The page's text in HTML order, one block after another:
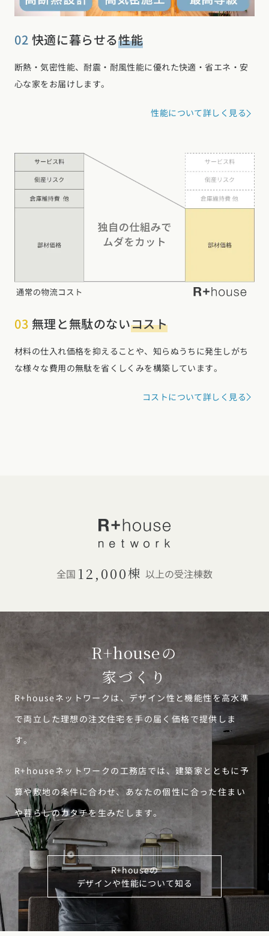
02 快適に暮らせる性能
断熱・気密性能、耐震・耐風性能に優れた快適・省エネ・安
心な家をお届けします。
性能について詳しく見る
03 無理と無駄のないコスト
材料の仕入れ価格を抑えることや、知らぬうちに発生しがち
な様々な費用の無駄を省くしくみを構築しています。
コストについて詳しく見る
全国 12,000棟 以上の受注棟数
R+houseの
家づくり
R+houseネットワークは、デザイン性と機能性を高水準
で両立した理想の注文住宅を手の届く価格で提供しま
す。
R+houseネットワークの工務店では、建築家とともに予
算や敷地の条件に合わせ、あなたの個性に合った住まい
や暮らしのカタチを生みだします。
R+houseの
デザインや性能について知る